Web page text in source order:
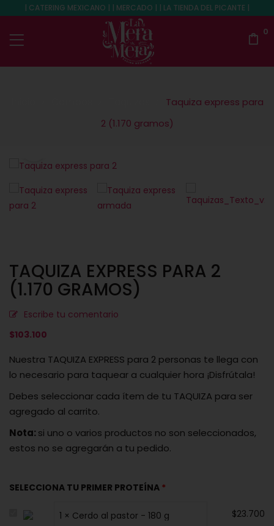
| CATERING MEXICANO | | MERCADO | | LA TIENDA DEL PICANTE |
0
Taquiza express para
2 (1.170 gramos)
TAQUIZA EXPRESS PARA 2
(1.170 GRAMOS)
Escribe tu comentario
$103.100
Nuestra TAQUIZA EXPRESS para 2 personas te llega con
lo necesario para taquear a cualquier hora ¡Disfrútala!
Debes seleccionar cada ítem de tu TAQUIZA para ser
agregado al carrito.
Nota:si uno o varios productos no son seleccionados,
estos no se agregarán a tu pedido.
SELECCIONA TU PRIMER PROTEÍNA
$23.700